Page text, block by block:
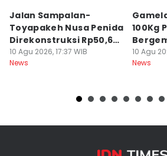
Jalan Sampalan-
Toyapakeh Nusa Penida
Direkonstruksi Rp50,6
Miliar
10 Agu 2026, 17:37 WIB
News
100Kg
10 Agu
News